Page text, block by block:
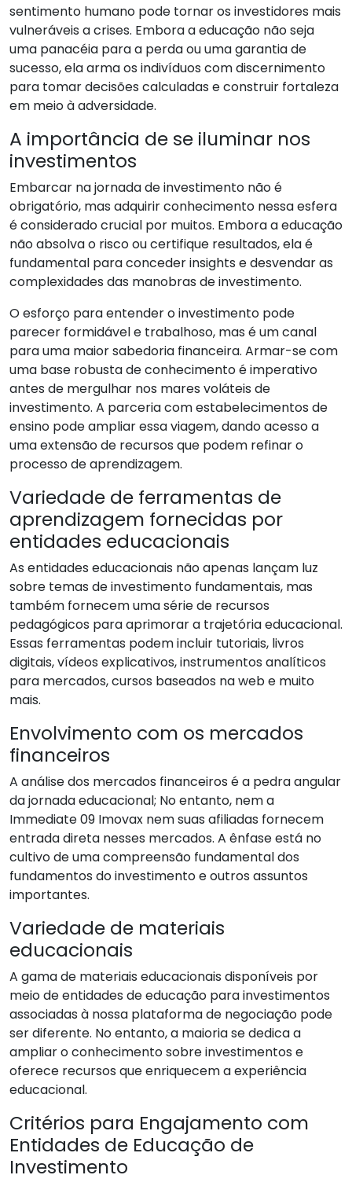
sentimento humano pode tornar os investidores mais
vulneráveis a crises. Embora a educação não seja
uma panacéia para a perda ou uma garantia de
sucesso, ela arma os indivíduos com discernimento
para tomar decisões calculadas e construir fortaleza
em meio à adversidade.
A importância de se iluminar nos
investimentos
Embarcar na jornada de investimento não é
obrigatório, mas adquirir conhecimento nessa esfera
é considerado crucial por muitos. Embora a educação
não absolva o risco ou certifique resultados, ela é
fundamental para conceder insights e desvendar as
complexidades das manobras de investimento.
O esforço para entender o investimento pode
parecer formidável e trabalhoso, mas é um canal
para uma maior sabedoria financeira. Armar-se com
uma base robusta de conhecimento é imperativo
antes de mergulhar nos mares voláteis de
investimento. A parceria com estabelecimentos de
ensino pode ampliar essa viagem, dando acesso a
uma extensão de recursos que podem refinar o
processo de aprendizagem.
Variedade de ferramentas de
aprendizagem fornecidas por
entidades educacionais
As entidades educacionais não apenas lançam luz
sobre temas de investimento fundamentais, mas
também fornecem uma série de recursos
pedagógicos para aprimorar a trajetória educacional.
Essas ferramentas podem incluir tutoriais, livros
digitais, vídeos explicativos, instrumentos analíticos
para mercados, cursos baseados na web e muito
mais.
Envolvimento com os mercados
financeiros
A análise dos mercados financeiros é a pedra angular
da jornada educacional; No entanto, nem a
Immediate 09 Imovax nem suas afiliadas fornecem
entrada direta nesses mercados. A ênfase está no
cultivo de uma compreensão fundamental dos
fundamentos do investimento e outros assuntos
importantes.
Variedade de materiais
educacionais
A gama de materiais educacionais disponíveis por
meio de entidades de educação para investimentos
associadas à nossa plataforma de negociação pode
ser diferente. No entanto, a maioria se dedica a
ampliar o conhecimento sobre investimentos e
oferece recursos que enriquecem a experiência
educacional.
Critérios para Engajamento com
Entidades de Educação de
Investimento